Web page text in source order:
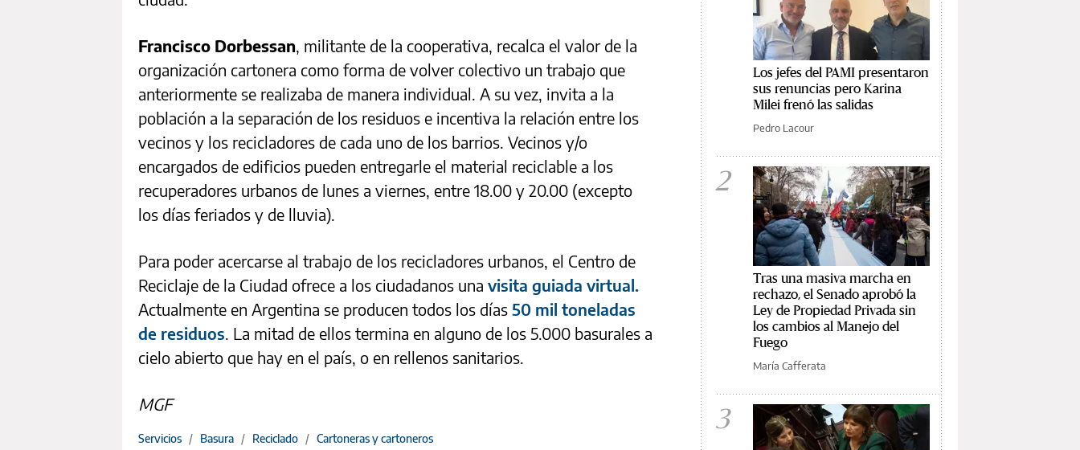
Francisco Dorbessan, militante de la cooperativa, recalca el valor de la
organización cartonera como forma de volver colectivo un trabajo que
anteriormente se realizaba de manera individual. A su vez, invita a la
población a la separación de los residuos e incentiva la relación entre los
vecinos y los recicladores de cada uno de los barrios. Vecinos y/o
encargados de edificios pueden entregarle el material reciclable a los
recuperadores urbanos de lunes a viernes, entre 18.00 y 20.00 (excepto
los días feriados y de lluvia).
Para poder acercarse al trabajo de los recicladores urbanos, el Centro de
Reciclaje de la Ciudad ofrece a los ciudadanos una visita guiada virtual.
Actualmente en Argentina se producen todos los días 50 mil toneladas
de residuos. La mitad de ellos termina en alguno de los 5.000 basurales a
cielo abierto que hay en el país, o en rellenos sanitarios.
MGF
Servicios / Basura / Reciclado / Cartoneras y cartoneros
Los jefes del PAMI presentaron
sus renuncias pero Karina
Milei frenó las salidas
Pedro Lacour
2
Tras una masiva marcha en
rechazo, el Senado aprobó la
Ley de Propiedad Privada sin
los cambios al Manejo del
Fuego
María Cafferata
3